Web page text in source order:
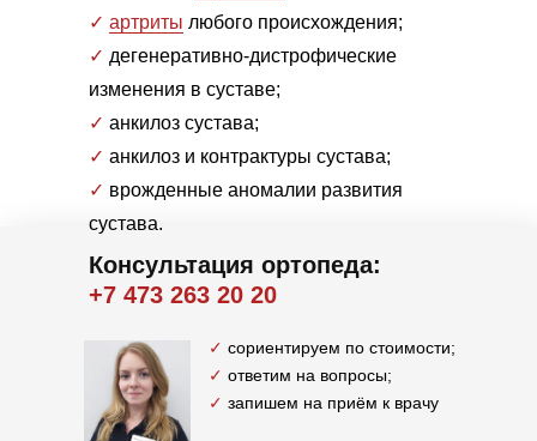
Консультация ортопеда:
+7 473 263 20 20
✓ сориентируем по стоимости;
✓ ответим на вопросы;
✓ запишем на приём к врачу
✓ артриты любого происхождения;
✓ дегенеративно-дистрофические
изменения в суставе;
✓ анкилоз сустава;
✓ анкилоз и контрактуры сустава;
✓ врожденные аномалии развития
сустава.